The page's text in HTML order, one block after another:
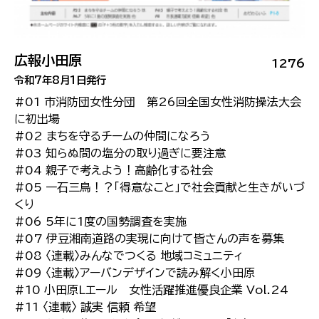
1276
広報小田原
令和7年8月1日発行
#01 市消防団女性分団 第26回全国女性消防操法大会
に初出場
#02 まちを守るチームの仲間になろう
#03 知らぬ間の塩分の取り過ぎに要注意
#04 親子で考えよう！高齢化する社会
#05 一石三鳥！？「得意なこと」で社会貢献と生きがいづ
くり
#06 5年に1度の国勢調査を実施
#07 伊豆湘南道路の実現に向けて皆さんの声を募集
#08 〈連載〉みんなでつくる 地域コミュニティ
#09 〈連載〉アーバンデザインで読み解く小田原
#10 小田原Lエール 女性活躍推進優良企業 Vol.24
#11 〈連載〉 誠実 信頼 希望